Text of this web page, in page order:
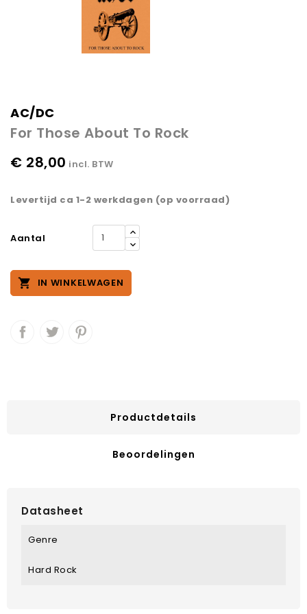
AC/DC
For Those About To Rock
€ 28,00 incl. BTW
Levertijd ca 1-2 werkdagen (op voorraad)
Aantal
 IN WINKELWAGEN
Productdetails
Beoordelingen
Datasheet
Genre
Hard Rock